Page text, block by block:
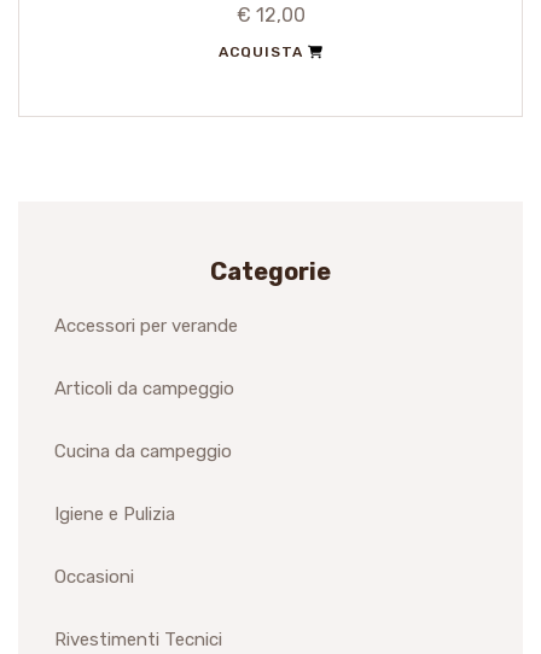
€ 12,00
ACQUISTA
Categorie
Accessori per verande
Articoli da campeggio
Cucina da campeggio
Igiene e Pulizia
Occasioni
Rivestimenti Tecnici